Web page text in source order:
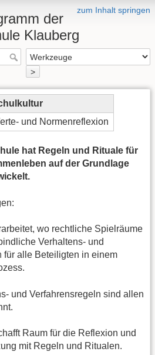
zum Inhalt springen
der
Klauberg
>
und Normenreflexion
hat Regeln und Rituale für
auf der Grundlage
wo rechtliche Spielräume
Verhaltens- und
für alle Beteiligten in einem
und Verfahrensregeln sind allen
Raum für die Reflexion und
mit Regeln und Ritualen.